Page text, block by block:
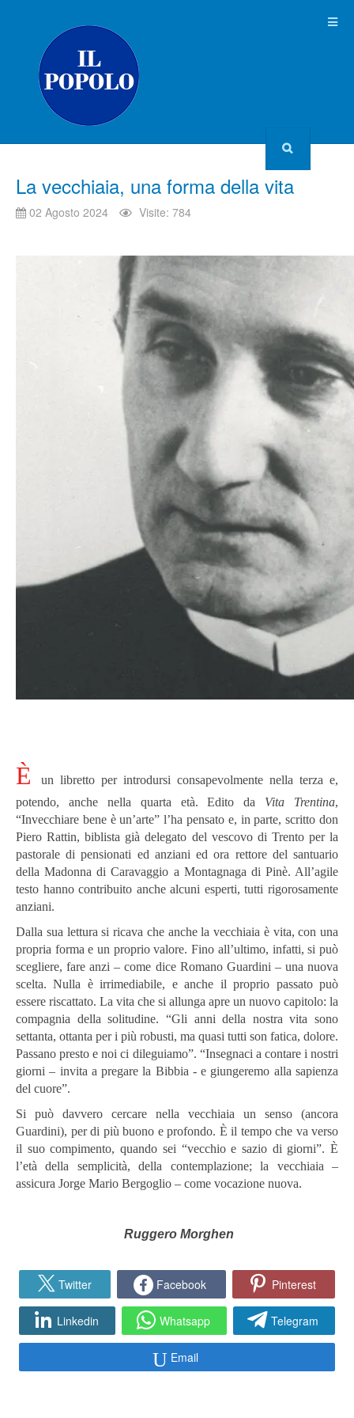
La vecchiaia, una forma della vita
02 Agosto 2024 Visite: 784
È
un libretto per introdursi consapevolmente nella terza e,
potendo, anche nella quarta età. Edito da Vita Trentina,
“Invecchiare bene è un’arte” l’ha pensato e, in parte, scritto don
Piero Rattin, biblista già delegato del vescovo di Trento per la
pastorale di pensionati ed anziani ed ora rettore del santuario
della Madonna di Caravaggio a Montagnaga di Pinè. All’agile
testo hanno contribuito anche alcuni esperti, tutti rigorosamente
anziani.
Dalla sua lettura si ricava che anche la vecchiaia è vita, con una
propria forma e un proprio valore. Fino all’ultimo, infatti, si può
scegliere, fare anzi – come dice Romano Guardini – una nuova
scelta. Nulla è irrimediabile, e anche il proprio passato può
essere riscattato. La vita che si allunga apre un nuovo capitolo: la
compagnia della solitudine. “Gli anni della nostra vita sono
settanta, ottanta per i più robusti, ma quasi tutti son fatica, dolore.
Passano presto e noi ci dileguiamo”. “Insegnaci a contare i nostri
giorni – invita a pregare la Bibbia - e giungeremo alla sapienza
del cuore”.
Si può davvero cercare nella vecchiaia un senso (ancora
Guardini), per di più buono e profondo. È il tempo che va verso
il suo compimento, quando sei “vecchio e sazio di giorni”. È
l’età della semplicità, della contemplazione; la vecchiaia –
assicura Jorge Mario Bergoglio – come vocazione nuova.
Ruggero Morghen
Twitter Facebook Pinterest
Linkedin Whatsapp Telegram
Email